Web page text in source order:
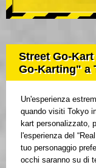
Street Go-
Go-Karting" a
Un'esperienza
quando visiti Tokyo
kart personalizzato,
l'esperienza del
tuo personaggio
occhi saranno su di